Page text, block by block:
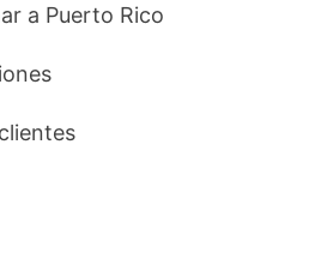
a Puerto Rico